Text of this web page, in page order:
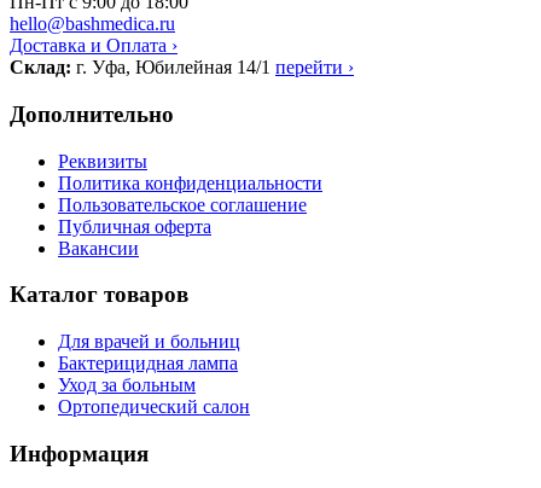
hello@bashmedica.ru
Доставка и Оплата ›
Склад: г. Уфа, Юбилейная 14/1 перейти ›
Дополнительно
Реквизиты
Политика конфиденциальности
Пользовательское соглашение
Публичная оферта
Вакансии
Каталог товаров
Для врачей и больниц
Бактерицидная лампа
Уход за больным
Ортопедический салон
Информация